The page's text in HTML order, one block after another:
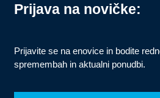
Prijava na novičke:
Prijavite se na enovice in bodite
spremembah in aktualni ponudbi.